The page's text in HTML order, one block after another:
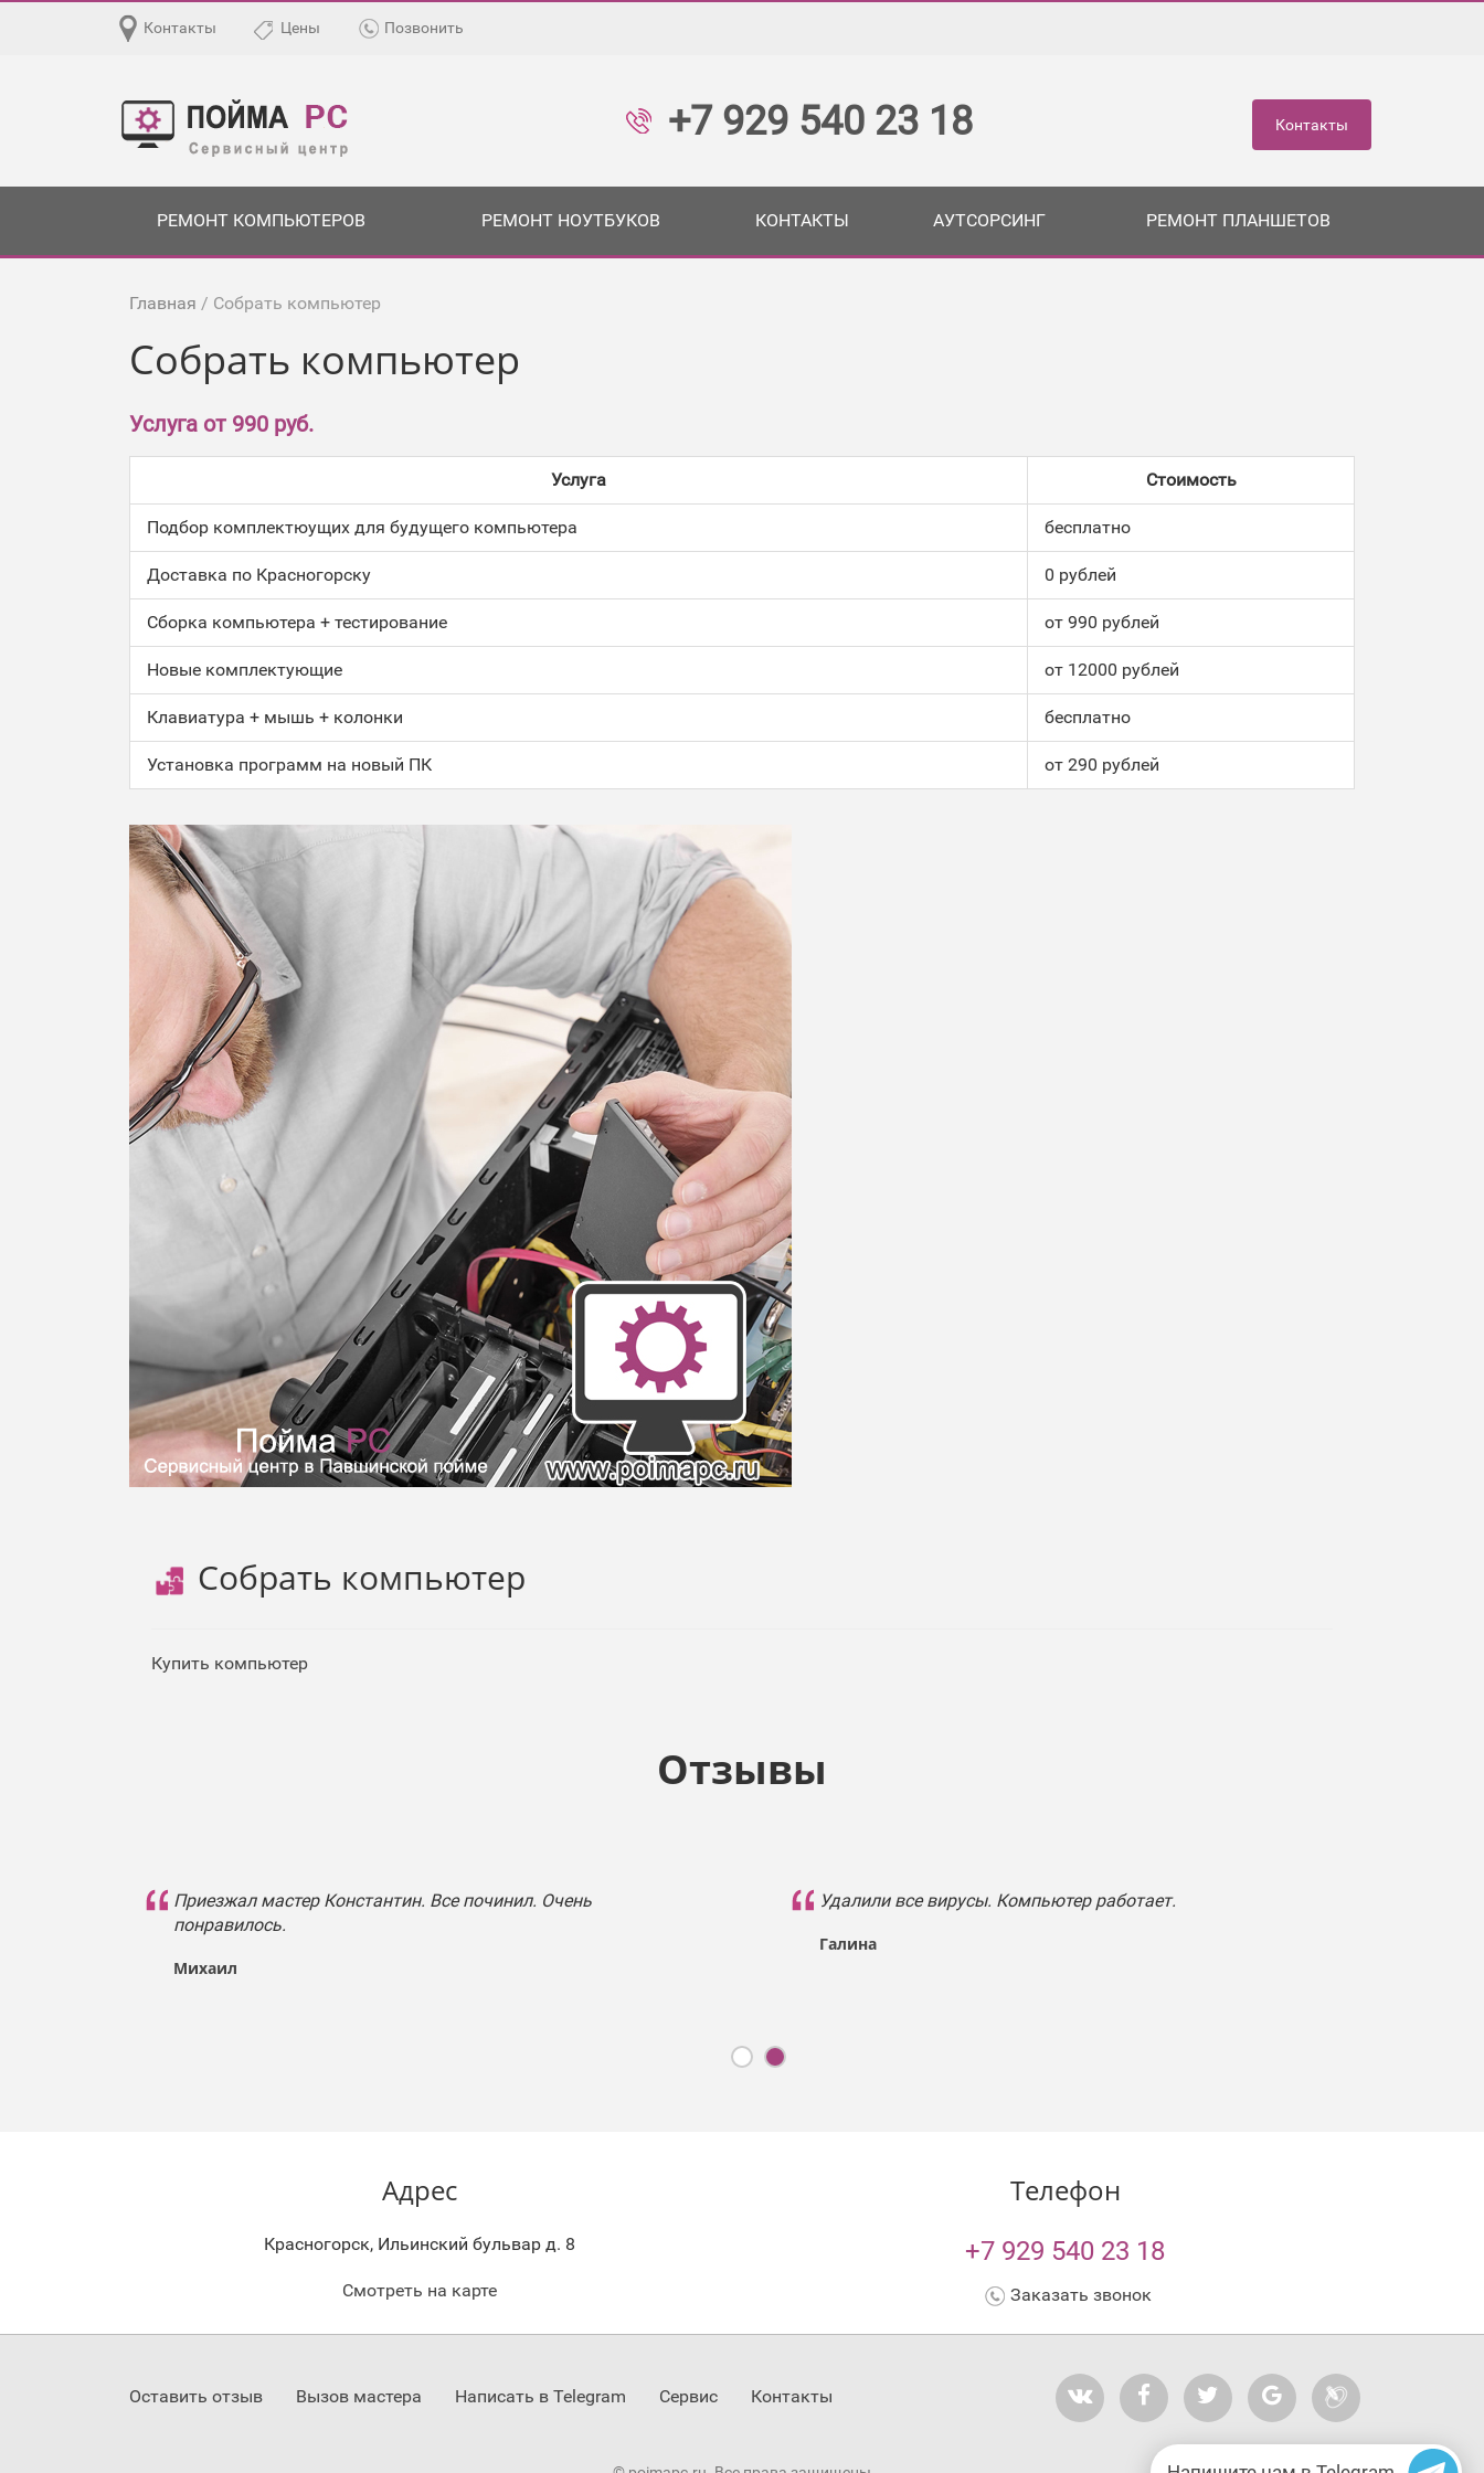
Контакты Цены Позвонить
+7 929 540 23 18 Контакты
РЕМОНТ КОМПЬЮТЕРОВ РЕМОНТ НОУТБУКОВ КОНТАКТЫ АУТСОРСИНГ РЕМОНТ ПЛАНШЕТОВ
Главная / Собрать компьютер
Собрать компьютер
Услуга от 990 руб.
Услуга Стоимость
Подбор комплектюущих для будущего компьютера бесплатно
Доставка по Красногорску 0 рублей
Сборка компьютера + тестирование от 990 рублей
Новые комплектующие от 12000 рублей
Клавиатура + мышь + колонки бесплатно
Установка программ на новый ПК от 290 рублей
Собрать компьютер
Купить компьютер
Отзывы
Приезжал мастер Константин. Все починил. Очень
понравилось.
Михаил
Удалили все вирусы. Компьютер работает.
Галина
Адрес
Красногорск, Ильинский бульвар д. 8
Смотреть на карте
Телефон
+7 929 540 23 18
Заказать звонок
Оставить отзыв Вызов мастера Написать в Telegram Сервис Контакты